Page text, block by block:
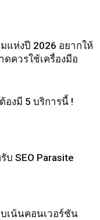
แห่งปี 2026 อยากให้
ควรใช้เครื่องมือ
องมี 5 บริการนี้ !
SEO Parasite
เน้นคอนเวอร์ชัน